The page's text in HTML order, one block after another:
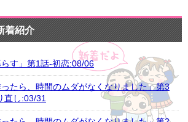
着紹介
らす」第1話-初恋:08/06
ったら、時間のムダがなくなりました」第3
直し:03/31